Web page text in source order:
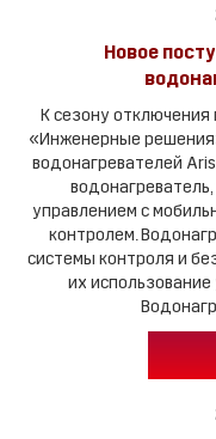
Новое
К сезону отключения
«Инженерные
водонагревателей
управлением с
контролем.
системы контроля и
их